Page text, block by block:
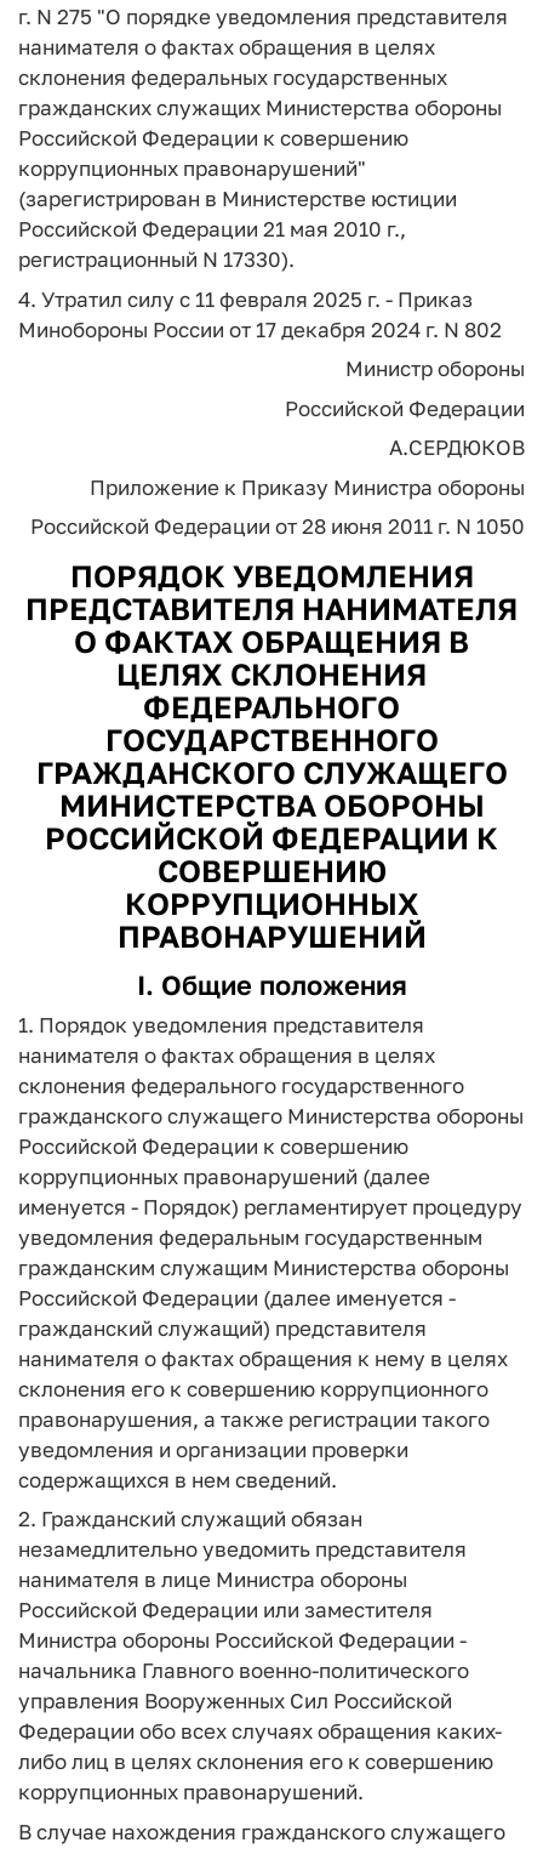
г. N 275 "О порядке уведомления представителя
нанимателя о фактах обращения в целях
склонения федеральных государственных
гражданских служащих Министерства обороны
Российской Федерации к совершению
коррупционных правонарушений"
(зарегистрирован в Министерстве юстиции
Российской Федерации 21 мая 2010 г.,
регистрационный N 17330).
4. Утратил силу с 11 февраля 2025 г. - Приказ
Минобороны России от 17 декабря 2024 г. N 802
Министр обороны
Российской Федерации
А.СЕРДЮКОВ
Приложение к Приказу Министра обороны
Российской Федерации от 28 июня 2011 г. N 1050
ПОРЯДОК УВЕДОМЛЕНИЯ
ПРЕДСТАВИТЕЛЯ НАНИМАТЕЛЯ
О ФАКТАХ ОБРАЩЕНИЯ В
ЦЕЛЯХ СКЛОНЕНИЯ
ФЕДЕРАЛЬНОГО
ГОСУДАРСТВЕННОГО
ГРАЖДАНСКОГО СЛУЖАЩЕГО
МИНИСТЕРСТВА ОБОРОНЫ
РОССИЙСКОЙ ФЕДЕРАЦИИ К
СОВЕРШЕНИЮ
КОРРУПЦИОННЫХ
ПРАВОНАРУШЕНИЙ
I. Общие положения
1. Порядок уведомления представителя
нанимателя о фактах обращения в целях
склонения федерального государственного
гражданского служащего Министерства обороны
Российской Федерации к совершению
коррупционных правонарушений (далее
именуется - Порядок) регламентирует процедуру
уведомления федеральным государственным
гражданским служащим Министерства обороны
Российской Федерации (далее именуется -
гражданский служащий) представителя
нанимателя о фактах обращения к нему в целях
склонения его к совершению коррупционного
правонарушения, а также регистрации такого
уведомления и организации проверки
содержащихся в нем сведений.
2. Гражданский служащий обязан
незамедлительно уведомить представителя
нанимателя в лице Министра обороны
Российской Федерации или заместителя
Министра обороны Российской Федерации -
начальника Главного военно-политического
управления Вооруженных Сил Российской
Федерации обо всех случаях обращения каких-
либо лиц в целях склонения его к совершению
коррупционных правонарушений.
В случае нахождения гражданского служащего